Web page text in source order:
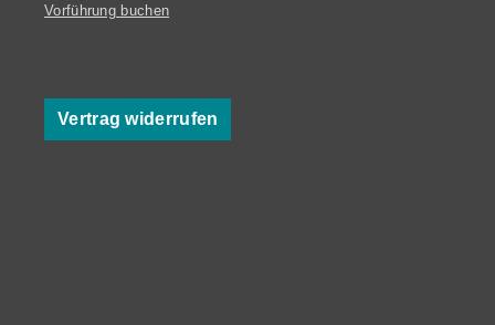
Vorführung buchen
Vertrag widerrufen